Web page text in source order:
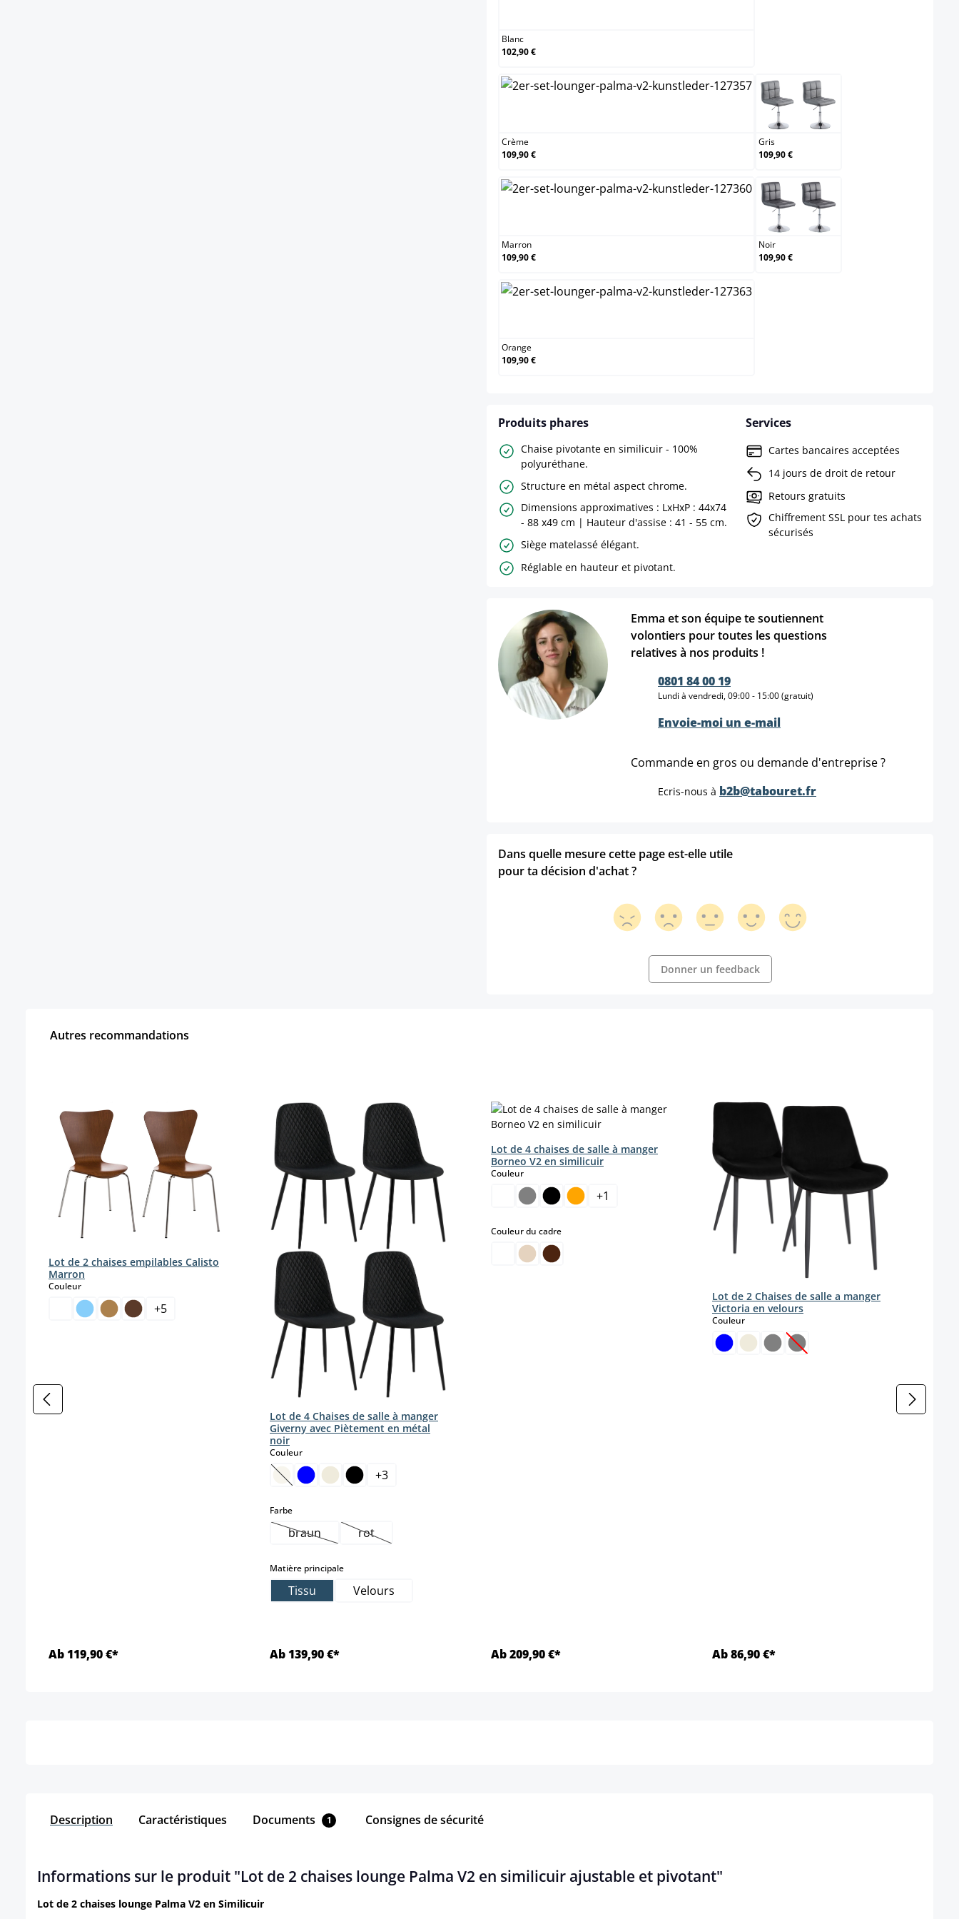
Blanc
102,90 €
Crème
109,90 €
Gris
Gris
109,90 €
Marron
109,90 €
Noir
Noir
109,90 €
Orange
109,90 €
Produits phares
Chaise pivotante en similicuir - 100%
polyuréthane.
Structure en métal aspect chrome.
Dimensions approximatives : LxHxP : 44x74
- 88 x49 cm | Hauteur d'assise : 41 - 55 cm.
Siège matelassé élégant.
Réglable en hauteur et pivotant.
Services
Cartes bancaires acceptées
14 jours de droit de retour
Retours gratuits
Chiffrement SSL pour tes achats
sécurisés
Emma et son équipe te soutiennent
volontiers pour toutes les questions
relatives à nos produits !
0801 84 00 19
Lundi à vendredi, 09:00 - 15:00 (gratuit)
Envoie-moi un e-mail
Commande en gros ou demande d'entreprise ?
Ecris-nous à b2b@tabouret.fr
Dans quelle mesure cette page est-elle utile
pour ta décision d'achat ?
Donner un feedback
Autres recommandations
Lot de 2 chaises empilables Calisto
Marron
Couleurselect
+5
Ab 119,90 €*
Lot de 4 Chaises de salle à manger
Giverny avec Piètement en métal
noir
Couleurselect
(Cette option n'est pas disponible pour le moment.)
+3
Farbeselect
braun(Cette option n'est pas disponible pour le moment.)
rot(Cette option n'est pas disponible pour le moment.)
Matière principaleselect
Tissu Velours
Ab 139,90 €*
Lot de 4 chaises de salle à manger
Borneo V2 en similicuir
Couleurselect
+1
Couleur du cadreselect
Ab 209,90 €*
Lot de 2 Chaises de salle a manger
Victoria en velours
Couleurselect
(Cette option n'est pas
Ab 86,90 €*
Description Caractéristiques Documents 1 Consignes de sécurité
Informations sur le produit "Lot de 2 chaises lounge Palma V2 en similicuir ajustable et pivotant"
Lot de 2 chaises lounge Palma V2 en Similicuir